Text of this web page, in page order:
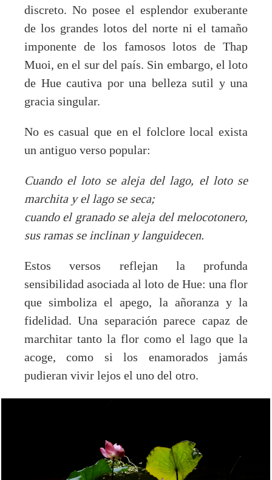
discreto. No posee el esplendor exuberante
de los grandes lotos del norte ni el tamaño
imponente de los famosos lotos de Thap
Muoi, en el sur del país. Sin embargo, el loto
de Hue cautiva por una belleza sutil y una
gracia singular.
No es casual que en el folclore local exista
un antiguo verso popular:
Cuando el loto se aleja del lago, el loto se
marchita y el lago se seca;
cuando el granado se aleja del melocotonero,
sus ramas se inclinan y languidecen.
Estos versos reflejan la profunda
sensibilidad asociada al loto de Hue: una flor
que simboliza el apego, la añoranza y la
fidelidad. Una separación parece capaz de
marchitar tanto la flor como el lago que la
acoge, como si los enamorados jamás
pudieran vivir lejos el uno del otro.